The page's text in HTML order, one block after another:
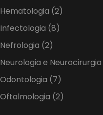
Hematologia (2)
Infectologia (8)
Nefrologia (2)
Neurologia e Neurocirurgia
Odontologia (7)
Oftalmologia (2)